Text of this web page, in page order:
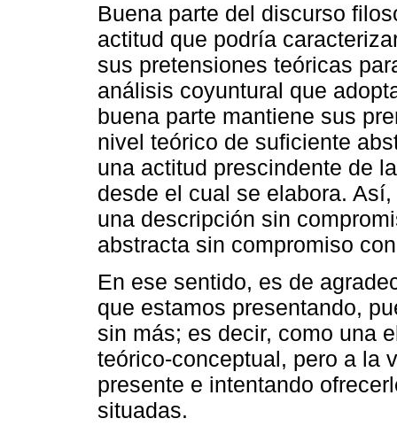
Buena parte del discurso
actitud que podría
sus pretensiones teóricas
análisis coyuntural que
buena parte mantiene sus
nivel teórico de suficiente
una actitud prescindente de
desde el cual se elabora.
una descripción sin
abstracta sin compromiso
En ese sentido, es de
que estamos presentando,
sin más; es decir, como una
teórico-conceptual, pero a la
presente e intentando
situadas.